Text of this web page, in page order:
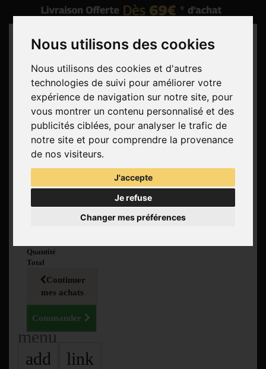
Nous utilisons des cookies
Nous utilisons des cookies et d'autres
technologies de suivi pour améliorer votre
expérience de navigation sur notre site, pour
vous montrer un contenu personnalisé et des
publicités ciblées, pour analyser le trafic de
notre site et pour comprendre la provenance
de nos visiteurs.
J'accepte
Je refuse
Changer mes préférences
Rechercher
Panier(vide)
Aucun produit
Livraison gratuite !
Livraison
Quantité
Total
Continuer
mes achats
Commander
menu
add
link